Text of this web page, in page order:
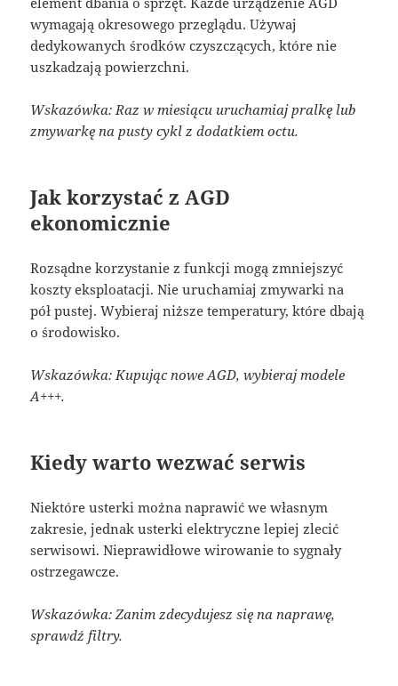
wymagają okresowego przeglądu. Używaj
dedykowanych środków czyszczących, które nie
uszkadzają powierzchni.
Wskazówka: Raz w miesiącu uruchamiaj pralkę lub
zmywarkę na pusty cykl z dodatkiem octu.
Jak korzystać z AGD
ekonomicznie
Rozsądne korzystanie z funkcji mogą zmniejszyć
koszty eksploatacji. Nie uruchamiaj zmywarki na
pół pustej. Wybieraj niższe temperatury, które dbają
o środowisko.
Wskazówka: Kupując nowe AGD, wybieraj modele
A+++.
Kiedy warto wezwać serwis
Niektóre usterki można naprawić we własnym
zakresie, jednak usterki elektryczne lepiej zlecić
serwisowi. Nieprawidłowe wirowanie to sygnały
ostrzegawcze.
Wskazówka: Zanim zdecydujesz się na naprawę,
sprawdź filtry.